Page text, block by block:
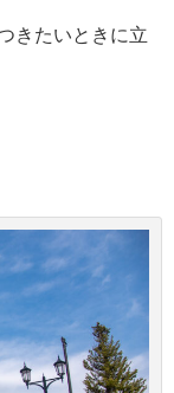
きたいときに立